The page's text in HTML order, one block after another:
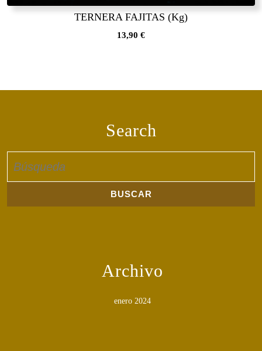
TERNERA FAJITAS (Kg)
13,90 €
Search
Archivo
enero 2024